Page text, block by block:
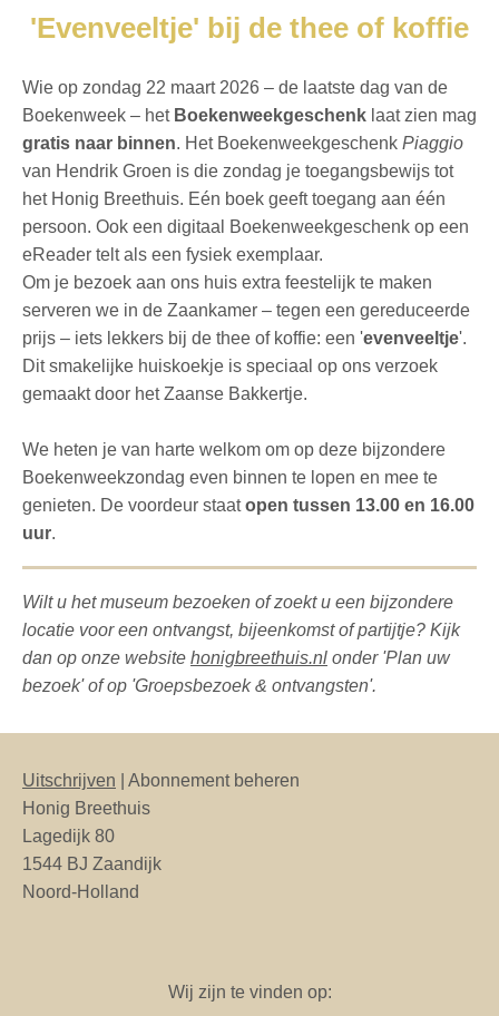
'Evenveeltje' bij de thee of koffie
Wie op zondag 22 maart 2026 – de laatste dag van de
Boekenweek – het Boekenweekgeschenk laat zien mag
gratis naar binnen. Het Boekenweekgeschenk Piaggio
van Hendrik Groen is die zondag je toegangsbewijs tot
het Honig Breethuis. Eén boek geeft toegang aan één
persoon. Ook een digitaal Boekenweekgeschenk op een
eReader telt als een fysiek exemplaar.
Om je bezoek aan ons huis extra feestelijk te maken
serveren we in de Zaankamer – tegen een gereduceerde
prijs – iets lekkers bij de thee of koffie: een 'evenveeltje'.
Dit smakelijke huiskoekje is speciaal op ons verzoek
gemaakt door het Zaanse Bakkertje.
We heten je van harte welkom om op deze bijzondere
Boekenweekzondag even binnen te lopen en mee te
genieten. De voordeur staatopen tussen 13.00 en 16.00
uur.
Wilt u het museum bezoeken of zoekt u een bijzondere
locatie voor een ontvangst, bijeenkomst of partijtje? Kijk
dan op onze website honigbreethuis.nl onder 'Plan uw
bezoek' of op 'Groepsbezoek & ontvangsten'.
Uitschrijven
| Abonnement beheren
Honig Breethuis
Lagedijk 80
1544 BJ Zaandijk
Noord-Holland
Wij zijn te vinden op: